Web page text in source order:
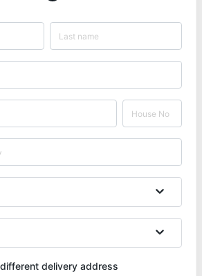
delivery address